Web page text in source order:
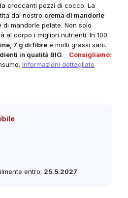
croccanti pezzi di cocco. La
dal nostro crema di mandorle
di mandorle pelate. Non solo
al corpo i migliori nutrienti. In 100
7 g di fibre e molti grassi sani.
in qualità BIO.
Consigliamo:
Informazioni dettagliate
entro: 25.5.2027